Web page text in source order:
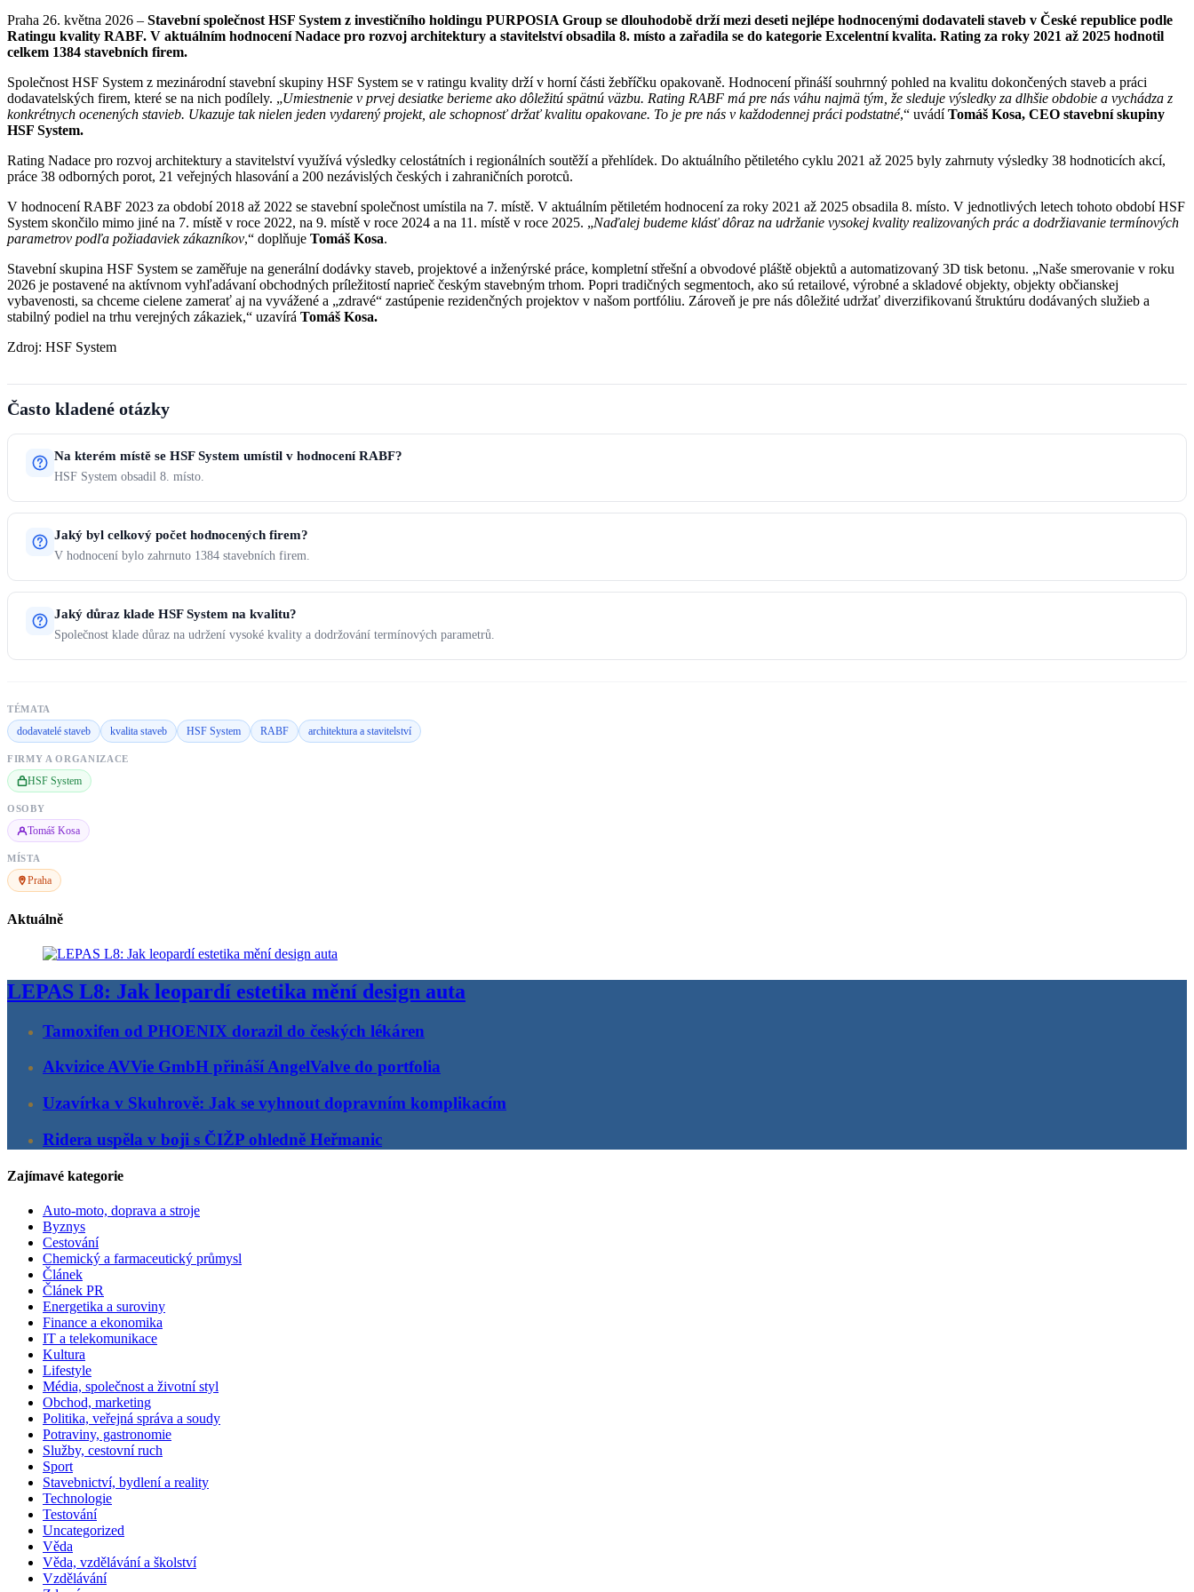
Praha 26. května 2026 – Stavební společnost HSF System z investičního holdingu PURPOSIA Group se dlouhodobě drží mezi deseti nejlépe hodnocenými dodavateli staveb v České republice podle
Ratingu kvality RABF. V aktuálním hodnocení Nadace pro rozvoj architektury a stavitelství obsadila 8. místo a zařadila se do kategorie Excelentní kvalita. Rating za roky 2021 až 2025 hodnotil
celkem 1384 stavebních firem.
Společnost HSF System z mezinárodní stavební skupiny HSF System se v ratingu kvality drží v horní části žebříčku opakovaně. Hodnocení přináší souhrnný pohled na kvalitu dokončených staveb a práci
dodavatelských firem, které se na nich podílely. „Umiestnenie v prvej desiatke berieme ako dôležitú spätnú väzbu. Rating RABF má pre nás váhu najmä tým, že sleduje výsledky za dlhšie obdobie a vychádza z
konkrétnych ocenených stavieb. Ukazuje tak nielen jeden vydarený projekt, ale schopnosť držať kvalitu opakovane. To je pre nás v každodennej práci podstatné,“ uvádíTomáš Kosa, CEO stavební skupiny
HSF System.
Rating Nadace pro rozvoj architektury a stavitelství využívá výsledky celostátních i regionálních soutěží a přehlídek. Do aktuálního pětiletého cyklu 2021 až 2025 byly zahrnuty výsledky 38 hodnoticích akcí,
práce 38 odborných porot, 21 veřejných hlasování a 200 nezávislých českých i zahraničních porotců.
V hodnocení RABF 2023 za období 2018 až 2022 se stavební společnost umístila na 7. místě. V aktuálním pětiletém hodnocení za roky 2021 až 2025 obsadila 8. místo. V jednotlivých letech tohoto období HSF
System skončilo mimo jiné na 7. místě v roce 2022, na 9. místě v roce 2024 a na 11. místě v roce 2025. „Naďalej budeme klásť dôraz na udržanie vysokej kvality realizovaných prác a dodržiavanie termínových
parametrov podľa požiadaviek zákazníkov,“ doplňuje Tomáš Kosa.
Stavební skupina HSF System se zaměřuje na generální dodávky staveb, projektové a inženýrské práce, kompletní střešní a obvodové pláště objektů a automatizovaný 3D tisk betonu. „Naše smerovanie v roku
2026 je postavené na aktívnom vyhľadávaní obchodných príležitostí naprieč českým stavebným trhom. Popri tradičných segmentoch, ako sú retailové, výrobné a skladové objekty, objekty občianskej
vybavenosti, sa chceme cielene zamerať aj na vyvážené a „zdravé“ zastúpenie rezidenčných projektov v našom portfóliu. Zároveň je pre nás dôležité udržať diverzifikovanú štruktúru dodávaných služieb a
stabilný podiel na trhu verejných zákaziek,“ uzavírá Tomáš Kosa.
Zdroj: HSF System
Často kladené otázky
Na kterém místě se HSF System umístil v hodnocení RABF?
HSF System obsadil 8. místo.
Jaký byl celkový počet hodnocených firem?
V hodnocení bylo zahrnuto 1384 stavebních firem.
Jaký důraz klade HSF System na kvalitu?
Společnost klade důraz na udržení vysoké kvality a dodržování termínových parametrů.
TÉMATA
dodavatelé staveb kvalita staveb HSF System RABF architektura a stavitelství
FIRMY A ORGANIZACE
HSF System
OSOBY
Tomáš Kosa
MÍSTA
Praha
Aktuálně
LEPAS L8: Jak leopardí estetika mění design auta
Tamoxifen od PHOENIX dorazil do českých lékáren
Akvizice AVVie GmbH přináší AngelValve do portfolia
Uzavírka v Skuhrově: Jak se vyhnout dopravním komplikacím
Ridera uspěla v boji s ČIŽP ohledně Heřmanic
Zajímavé kategorie
Auto-moto, doprava a stroje
Byznys
Cestování
Chemický a farmaceutický průmysl
Článek
Článek PR
Energetika a suroviny
Finance a ekonomika
IT a telekomunikace
Kultura
Lifestyle
Média, společnost a životní styl
Obchod, marketing
Politika, veřejná správa a soudy
Potraviny, gastronomie
Služby, cestovní ruch
Sport
Stavebnictví, bydlení a reality
Technologie
Testování
Uncategorized
Věda
Věda, vzdělávání a školství
Vzdělávání